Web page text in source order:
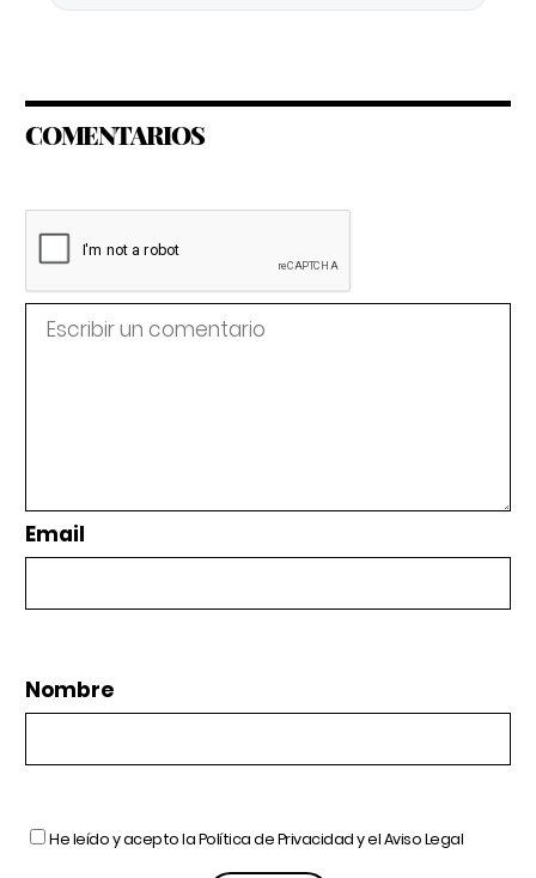
COMENTARIOS
Email
Nombre
He leído y acepto laPolítica de Privacidady elAviso Legal